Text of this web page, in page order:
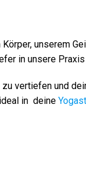
unserem
in unsere Praxis
zu vertiefen und
in deine